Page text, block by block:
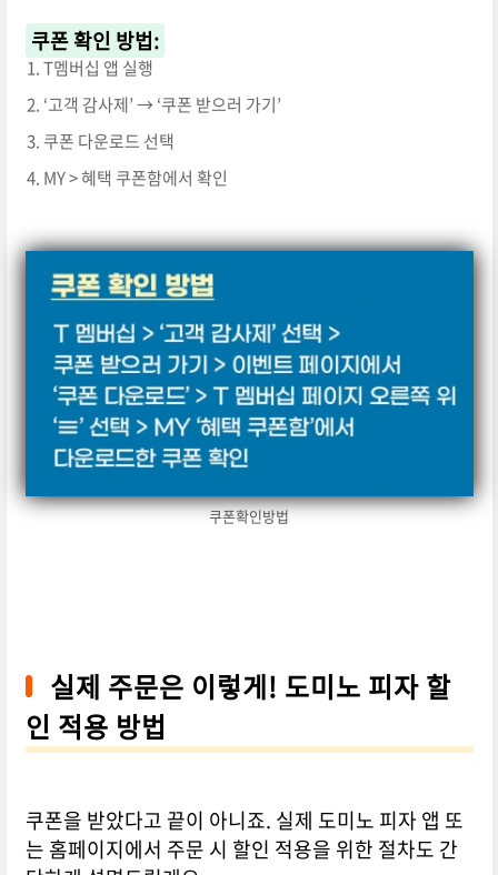
쿠폰 확인 방법:
T멤버십 앱 실행
‘고객 감사제’ → ‘쿠폰 받으러 가기’
쿠폰 다운로드 선택
MY > 혜택 쿠폰함에서 확인
쿠폰확인방법
실제 주문은 이렇게! 도미노 피자 할
인 적용 방법
쿠폰을 받았다고 끝이 아니죠. 실제 도미노 피자 앱 또
는 홈페이지에서 주문 시 할인 적용을 위한 절차도 간